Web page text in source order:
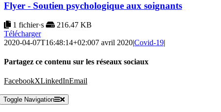
Flyer - Soutien psychologique aux soignants
1 fichier·s
216.47 KB
Télécharger
2020-04-07T16:48:14+02:007 avril 2020|Covid-19|
Partagez ce contenu sur les réseaux sociaux
FacebookXLinkedInEmail
Toggle Navigation